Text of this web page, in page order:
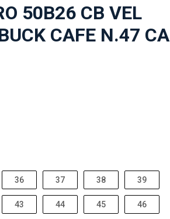
50B26 CB VEL
CAFE N.47 CA
36 37 38 39
43 44 45 46